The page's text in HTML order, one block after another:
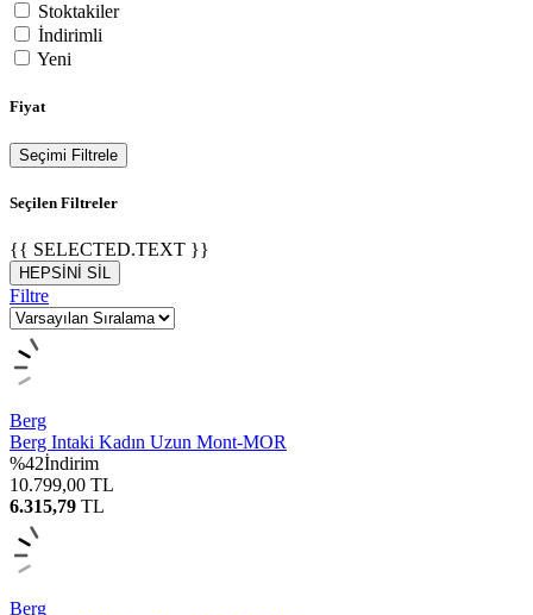
Stoktakiler
İndirimli
Yeni
Fiyat
Seçimi Filtrele
Seçilen Filtreler
{{ SELECTED.TEXT }}
HEPSİNİ SİL
Filtre
Berg
Berg Intaki Kadın Uzun Mont-MOR
%42İndirim
10.799,00 TL
6.315,79 TL
Berg